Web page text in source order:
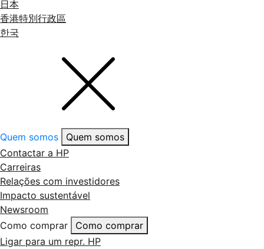
日本
香港特別行政區
한국
Quem somos
Quem somos
Contactar a HP
Carreiras
Relações com investidores
Impacto sustentável
Newsroom
Como comprar
Como comprar
Ligar para um repr. HP